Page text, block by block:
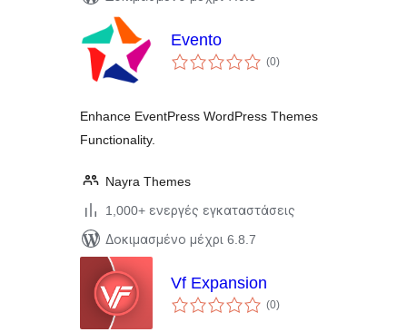
Evento
(0αξιολογήσεις
σύνολο
)
Enhance EventPress WordPress Themes
Functionality.
Nayra Themes
1,000+ ενεργές εγκαταστάσεις
Δοκιμασμένο μέχρι 6.8.7
Vf Expansion
(0αξιολογήσεις
σύνολο
)